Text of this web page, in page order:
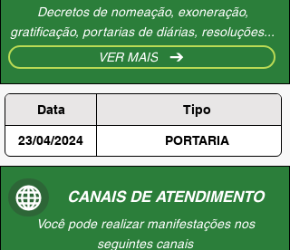
Decretos de nomeação, exoneração,
gratificação, portarias de diárias, resoluções...
VER MAIS
Data Tipo
23/04/2024 PORTARIA
CANAIS DE ATENDIMENTO
Você pode realizar manifestações nos
seguintes canais